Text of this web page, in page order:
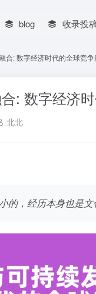
blog 收录投
合: 数字经济时代的全球竞
: 数字经济
北北
的，经历本身也是文